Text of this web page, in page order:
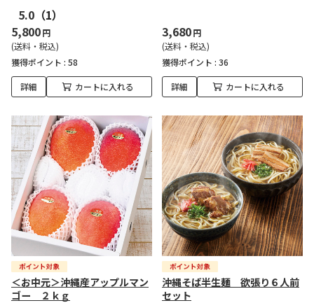
5.0 （1）
5,800円
(送料・税込)
獲得ポイント : 58
詳細 カートに入れる
3,680円
(送料・税込)
獲得ポイント : 36
詳細 カートに入れる
＜お中元＞沖縄産アップルマン
ゴー ２ｋｇ
沖縄そば半生麺 欲張り６人前
セット